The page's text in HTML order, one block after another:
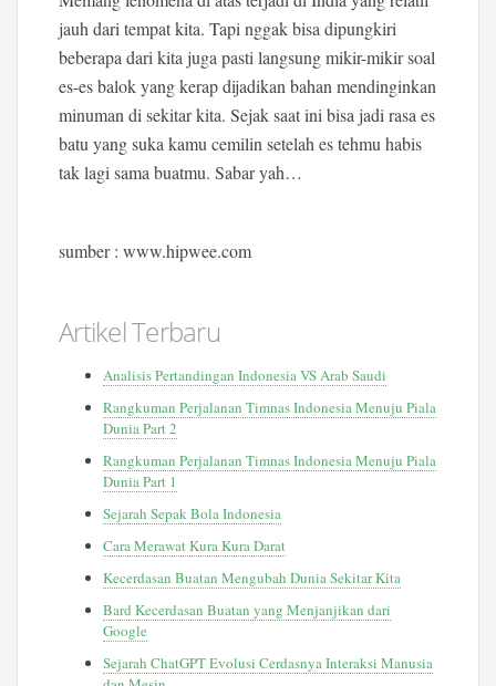
jauh dari tempat kita. Tapi nggak bisa dipungkiri
beberapa dari kita juga pasti langsung mikir-mikir soal
es-es balok yang kerap dijadikan bahan mendinginkan
minuman di sekitar kita. Sejak saat ini bisa jadi rasa es
batu yang suka kamu cemilin setelah es tehmu habis
tak lagi sama buatmu. Sabar yah…
sumber : www.hipwee.com
Artikel Terbaru
Analisis Pertandingan Indonesia VS Arab Saudi
Rangkuman Perjalanan Timnas Indonesia Menuju Piala
Dunia Part 2
Rangkuman Perjalanan Timnas Indonesia Menuju Piala
Dunia Part 1
Sejarah Sepak Bola Indonesia
Cara Merawat Kura Kura Darat
Kecerdasan Buatan Mengubah Dunia Sekitar Kita
Bard Kecerdasan Buatan yang Menjanjikan dari
Google
Sejarah ChatGPT Evolusi Cerdasnya Interaksi Manusia